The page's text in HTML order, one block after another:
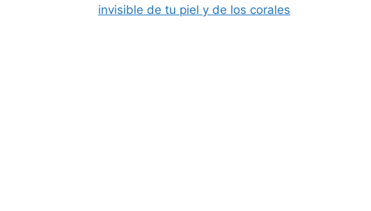
invisible de tu piel y de los corales